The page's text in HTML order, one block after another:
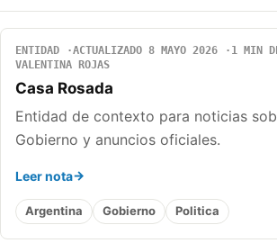
ENTIDAD ACTUALIZADO 8 MAYO 2026
1 MIN
VALENTINA ROJAS
Casa Rosada
Entidad de contexto para noticias
Gobierno y anuncios oficiales.
Leer nota
Argentina Gobierno Politica